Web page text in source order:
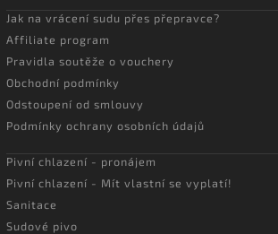
Jak na vrácení sudu přes přepravce?
Affiliate program
Pravidla soutěže o vouchery
Obchodní podmínky
Odstoupení od smlouvy
Podmínky ochrany osobních údajů
Pivní chlazení - pronájem
Pivní chlazení - Mít vlastní se vyplatí!
Sanitace
Sudové pivo